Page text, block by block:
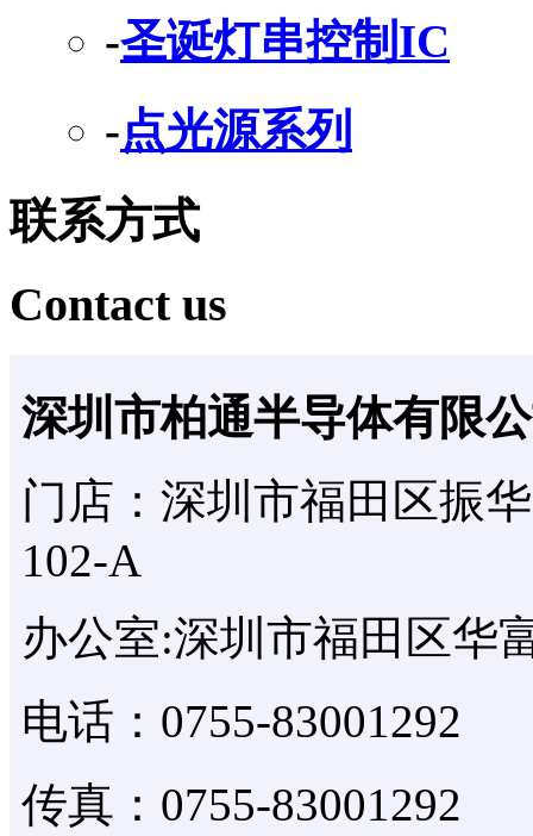
-圣诞灯串控制IC
-点光源系列
联系方式
Contact us
深圳市柏通半导体有限
门店：深圳市福田区振
102-A
办公室:深圳市福田区华
电话：0755-83001292
传真：0755-83001292